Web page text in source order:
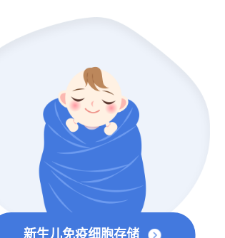
新生儿免疫细胞存储